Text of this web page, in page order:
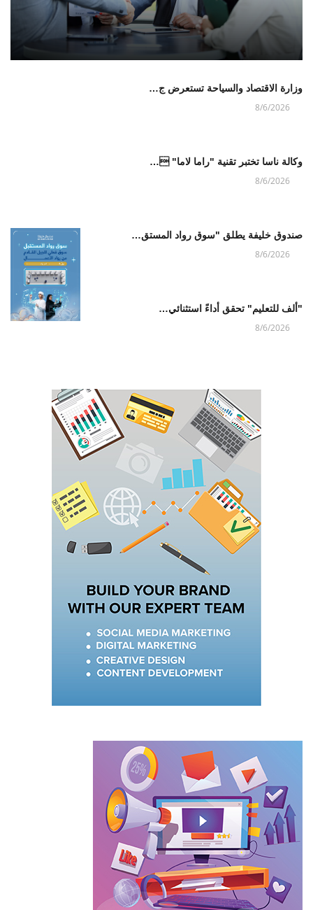
وزارة الاقتصاد والسياحة تستعرض ج…
8/6/2026
وكالة ناسا تختبر تقنية "راما لاما" …
8/6/2026
صندوق خليفة يطلق "سوق رواد المستق…
8/6/2026
"ألف للتعليم" تحقق أداءً استثنائي…
8/6/2026